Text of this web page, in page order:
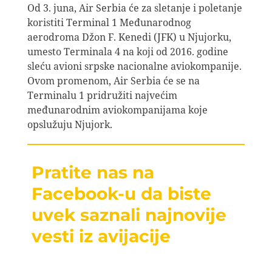
AGENT
Search
for:
Od 3. juna, Air Serbia će za sletanje i poletanje
koristiti Terminal 1 Međunarodnog
aerodroma Džon F. Kenedi (JFK) u Njujorku,
umesto Terminala 4 na koji od 2016. godine
sleću avioni srpske nacionalne aviokompanije.
Ovom promenom, Air Serbia će se na
Terminalu 1 pridružiti najvećim
međunarodnim aviokompanijama koje
opslužuju Njujork.
Pratite nas na
Facebook-u da biste
uvek saznali najnovije
vesti iz avijacije